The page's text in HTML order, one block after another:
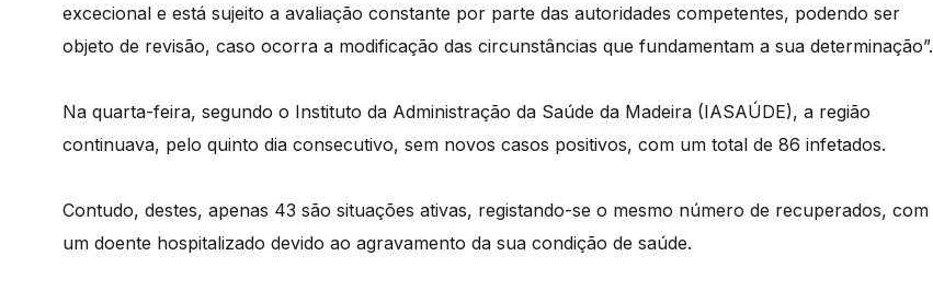
excecional e está sujeito a avaliação constante por parte das autoridades competentes, podendo ser
objeto de revisão, caso ocorra a modificação das circunstâncias que fundamentam a sua determinação”.
Na quarta-feira, segundo o Instituto da Administração da Saúde da Madeira (IASAÚDE), a região
continuava, pelo quinto dia consecutivo, sem novos casos positivos, com um total de 86 infetados.
Contudo, destes, apenas 43 são situações ativas, registando-se o mesmo número de recuperados, com
um doente hospitalizado devido ao agravamento da sua condição de saúde.